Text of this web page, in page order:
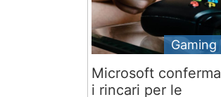
Gaming
Microsoft conferma
i rincari per le